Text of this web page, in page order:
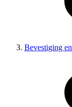
Bevestiging